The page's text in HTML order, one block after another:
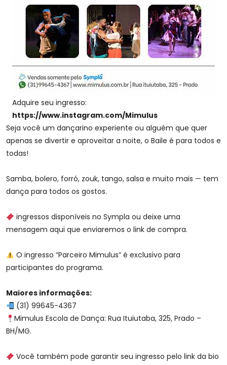
Adquire seu ingresso:
https://www.instagram.com/Mimulus
Seja você um dançarino experiente ou alguém que quer
apenas se divertir e aproveitar a noite, o Baile é para todos e
todas!
Samba, bolero, forró, zouk, tango, salsa e muito mais — tem
dança para todos os gostos.
ingressos disponíveis no Sympla ou deixe uma
mensagem aqui que enviaremos o link de compra.
O ingresso “Parceiro Mimulus” é exclusivo para
participantes do programa.
Maiores informações:
(31) 99645-4367
Mimulus Escola de Dança: Rua Ituiutaba, 325, Prado –
BH/MG.
Você também pode garantir seu ingresso pelo link da bio